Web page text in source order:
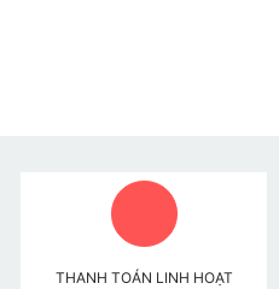
THANH TOÁN LINH HOẠT